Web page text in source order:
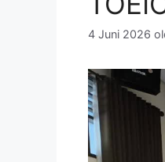
4 Juni 2026